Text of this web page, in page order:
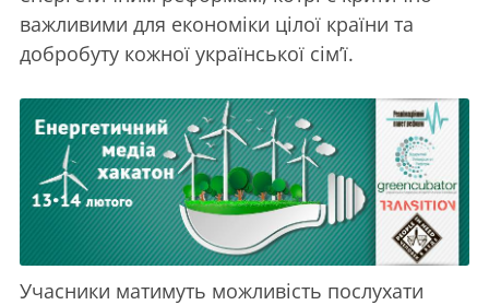
важливими для економіки цілої країни та
добробуту кожної української сім’ї.
Учасники матимуть можливість послухати